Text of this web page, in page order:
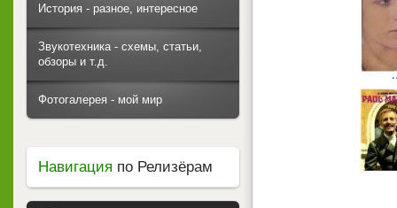
История - разное, интересное
Звукотехника - схемы, статьи,
обзоры и т.д.
Фотогалерея - мой мир
Навигация по Релизёрам